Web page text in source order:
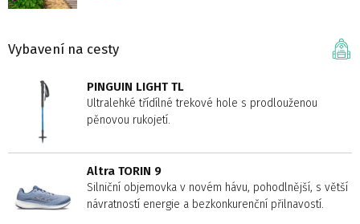
Vybavení na cesty
PINGUIN LIGHT TL
Ultralehké třídílné trekové hole s prodlouženou
pěnovou rukojetí.
Altra TORIN 9
Silniční objemovka v novém hávu, pohodlnější, s větší
návratností energie a bezkonkurenční přilnavostí.